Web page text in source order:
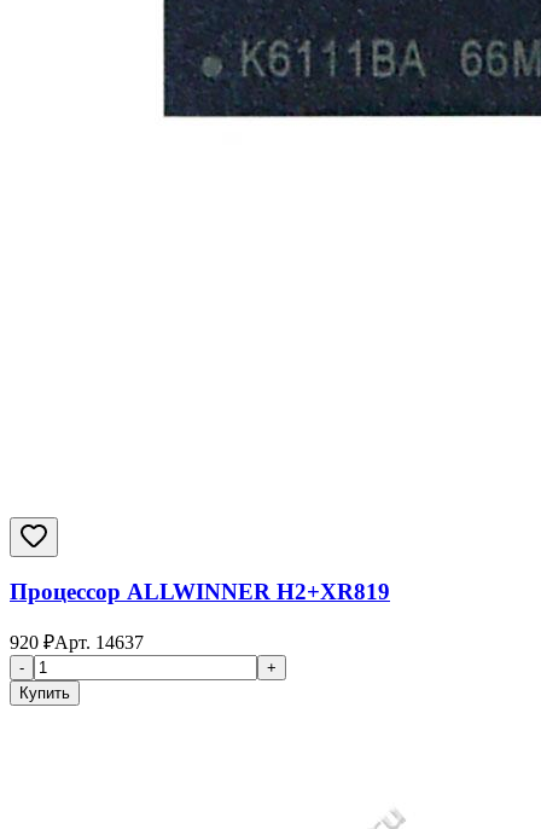
Процессор ALLWINNER H2+XR819
920 ₽Арт. 14637
-
+
Купить